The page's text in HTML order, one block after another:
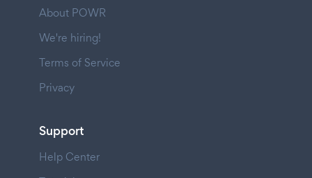
About POWR
We're hiring!
Terms of Service
Privacy
Support
Help Center